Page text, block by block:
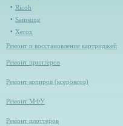
Ricoh
Samsung
Xerox
Ремонт и восстановление картриджей
Ремонт принтеров
Ремонт копиров (ксероксов)
Ремонт МФУ
Ремонт плоттеров